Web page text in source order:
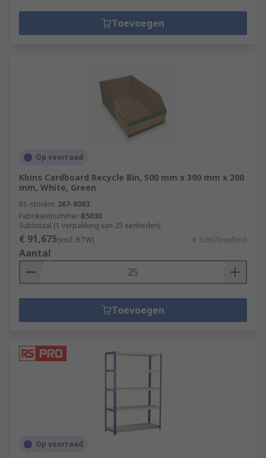
Toevoegen
Op voorraad
Kbins Cardboard Recycle Bin, 500 mm x 300 mm x 200
mm, White, Green
RS-stocknr. 267-8083
Fabrikantnummer B5030
Subtotaal (1 verpakking van 25 eenheden)
€ 91,675(excl. BTW) € 3,667/eenheid
Aantal
Toevoegen
Op voorraad